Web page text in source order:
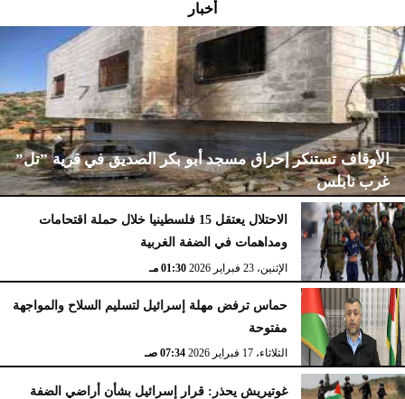
أخبار
الأوقاف تستنكر إحراق مسجد أبو بكر الصديق في قرية ”تل”
غرب نابلس
الإثنين، 23 فبراير 2026 02:15 مـ
الاحتلال يعتقل 15 فلسطينيا خلال حملة اقتحامات
ومداهمات في الضفة الغربية
الإثنين، 23 فبراير 2026 01:30 مـ
حماس ترفض مهلة إسرائيل لتسليم السلاح والمواجهة
مفتوحة
الثلاثاء، 17 فبراير 2026 07:34 صـ
غوتيريش يحذر: قرار إسرائيل بشأن أراضي الضفة